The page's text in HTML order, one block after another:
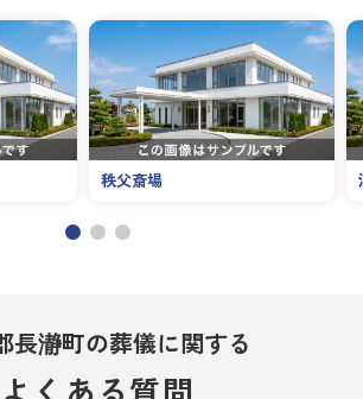
秩父斎場
長瀞町の葬儀に関する
よくある質問